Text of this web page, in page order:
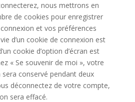
nous mettrons en
de cookies pour enregistrer
et vos préférences
d’un cookie de connexion est
cookie d’option d’écran est
« Se souvenir de moi », votre
conservé pendant deux
déconnectez de votre compte,
sera effacé.